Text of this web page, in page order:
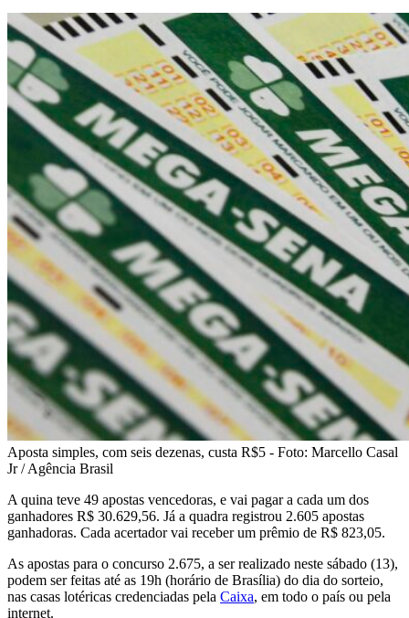
Aposta simples, com seis dezenas, custa R$5 - Foto: Marcello Casal
Jr / Agência Brasil
A quina teve 49 apostas vencedoras, e vai pagar a cada um dos
ganhadores R$ 30.629,56. Já a quadra registrou 2.605 apostas
ganhadoras. Cada acertador vai receber um prêmio de R$ 823,05.
As apostas para o concurso 2.675, a ser realizado neste sábado (13),
podem ser feitas até as 19h (horário de Brasília) do dia do sorteio,
nas casas lotéricas credenciadas pela Caixa, em todo o país ou pela
internet.